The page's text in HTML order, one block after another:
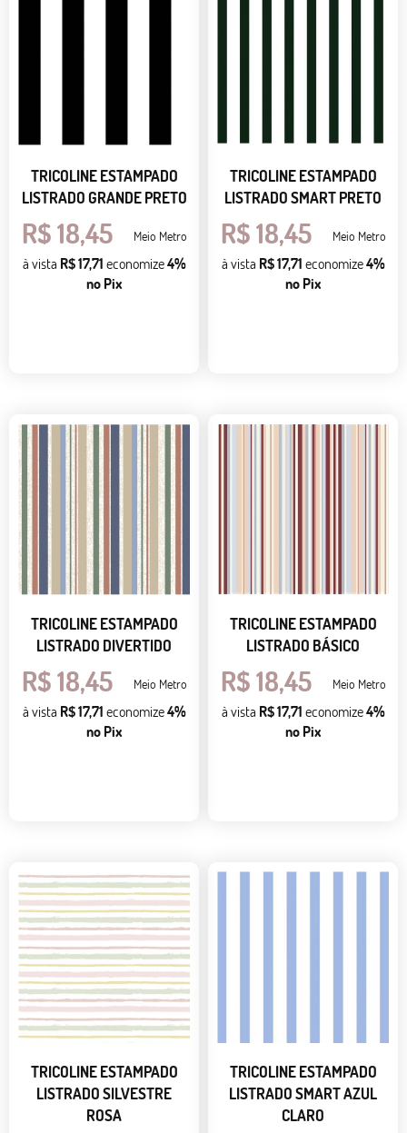
TRICOLINE ESTAMPADO
LISTRADO GRANDE PRETO
R$ 18,45 Meio Metro
à vista R$ 17,71 economize4%
no Pix
TRICOLINE ESTAMPADO
LISTRADO SMART PRETO
R$ 18,45 Meio Metro
à vista R$ 17,71 economize4%
no Pix
TRICOLINE ESTAMPADO
LISTRADO DIVERTIDO
R$ 18,45 Meio Metro
à vista R$ 17,71 economize4%
no Pix
TRICOLINE ESTAMPADO
LISTRADO BÁSICO
R$ 18,45 Meio Metro
à vista R$ 17,71 economize4%
no Pix
TRICOLINE ESTAMPADO
LISTRADO SILVESTRE
ROSA
TRICOLINE ESTAMPADO
LISTRADO SMART AZUL
CLARO